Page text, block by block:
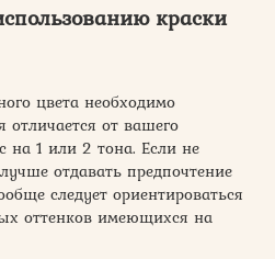
краски
цвета необходимо
отличается от вашего
на 1 или 2 тона. Если не
отдавать предпочтение
следует ориентироваться
оттенков имеющихся на